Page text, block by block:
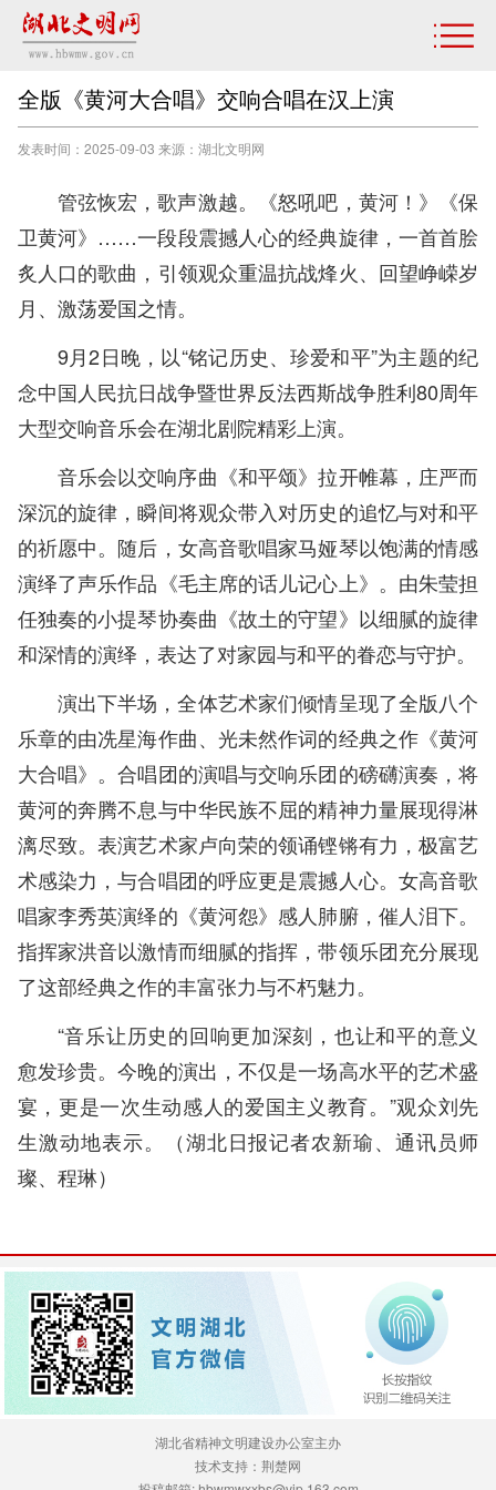
全版《黄河大合唱》交响合唱在汉上演
发表时间：2025-09-03 来源：湖北文明网
管弦恢宏，歌声激越。《怒吼吧，黄河！》《保
卫黄河》……一段段震撼人心的经典旋律，一首首脍
炙人口的歌曲，引领观众重温抗战烽火、回望峥嵘岁
月、激荡爱国之情。
9月2日晚，以“铭记历史、珍爱和平”为主题的纪
念中国人民抗日战争暨世界反法西斯战争胜利80周年
大型交响音乐会在湖北剧院精彩上演。
音乐会以交响序曲《和平颂》拉开帷幕，庄严而
深沉的旋律，瞬间将观众带入对历史的追忆与对和平
的祈愿中。随后，女高音歌唱家马娅琴以饱满的情感
演绎了声乐作品《毛主席的话儿记心上》。由朱莹担
任独奏的小提琴协奏曲《故土的守望》以细腻的旋律
和深情的演绎，表达了对家园与和平的眷恋与守护。
演出下半场，全体艺术家们倾情呈现了全版八个
乐章的由冼星海作曲、光未然作词的经典之作《黄河
大合唱》。合唱团的演唱与交响乐团的磅礴演奏，将
黄河的奔腾不息与中华民族不屈的精神力量展现得淋
漓尽致。表演艺术家卢向荣的领诵铿锵有力，极富艺
术感染力，与合唱团的呼应更是震撼人心。女高音歌
唱家李秀英演绎的《黄河怨》感人肺腑，催人泪下。
指挥家洪音以激情而细腻的指挥，带领乐团充分展现
了这部经典之作的丰富张力与不朽魅力。
“音乐让历史的回响更加深刻，也让和平的意义
愈发珍贵。今晚的演出，不仅是一场高水平的艺术盛
宴，更是一次生动感人的爱国主义教育。”观众刘先
生激动地表示。（湖北日报记者农新瑜、通讯员师
璨、程琳）
湖北省精神文明建设办公室主办
技术支持：荆楚网